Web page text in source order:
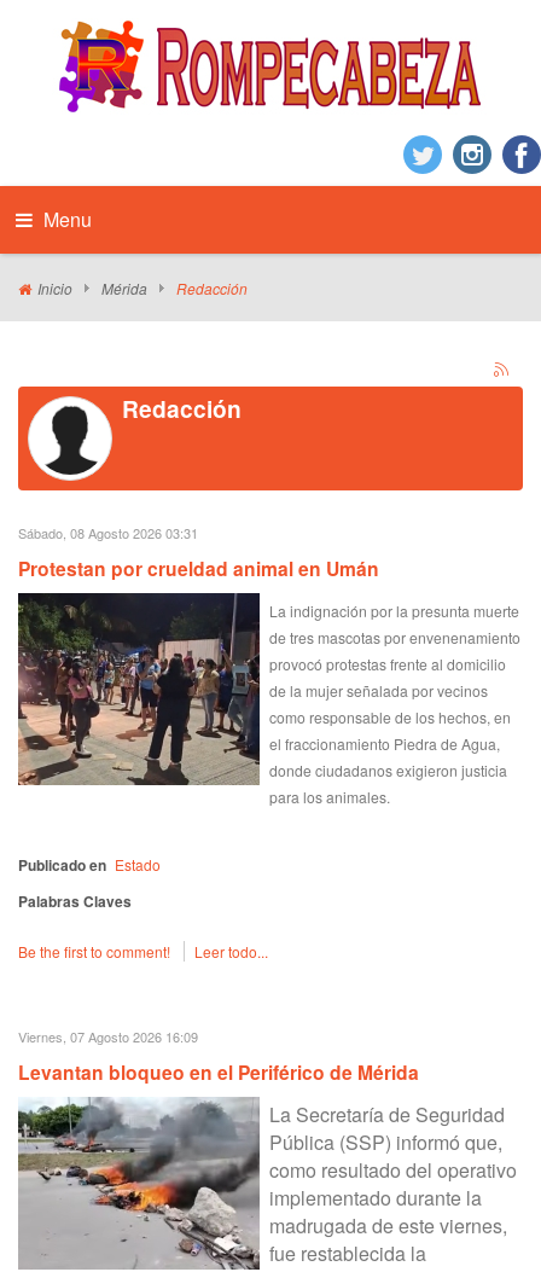
Menu
Inicio Mérida Redacción
Redacción
Sábado, 08 Agosto 2026 03:31
Protestan por crueldad animal en Umán
La indignación por la presunta muerte
de tres mascotas por envenenamiento
provocó protestas frente al domicilio
de la mujer señalada por vecinos
como responsable de los hechos, en
el fraccionamiento Piedra de Agua,
donde ciudadanos exigieron justicia
para los animales.
Publicado en Estado
Palabras Claves
Be the first to comment! Leer todo...
Viernes, 07 Agosto 2026 16:09
Levantan bloqueo en el Periférico de Mérida
La Secretaría de Seguridad
Pública (SSP) informó que,
como resultado del operativo
implementado durante la
madrugada de este viernes,
fue restablecida la